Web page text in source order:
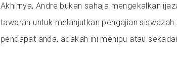
Akhirnya, Andre bukan sahaja mengekalkan
tawaran untuk melanjutkan pengajian siswazah
pendapat anda, adakah ini menipu atau